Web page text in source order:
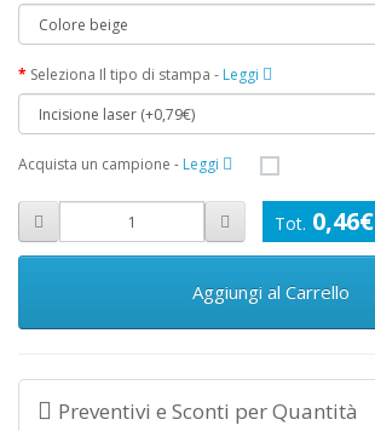
Seleziona Il tipo di stampa - Leggi
Acquista un campione - Leggi
0,46€
Aggiungi al Carrello
Preventivi e Sconti per Quantità